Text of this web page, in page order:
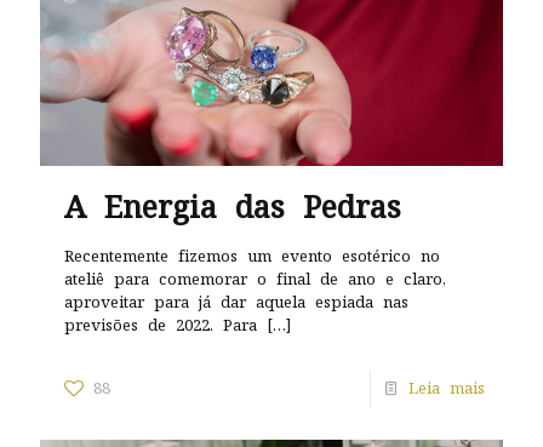
A Energia das Pedras
Recentemente fizemos um evento esotérico no
ateliê para comemorar o final de ano e claro,
aproveitar para já dar aquela espiada nas
previsões de 2022. Para[…]
88
Leia mais